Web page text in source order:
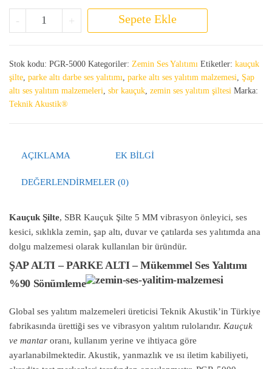
- SBR Kauçuk Şilte 5 MM adet
+ Sepete Ekle
Stok kodu: PGR-5000 Kategoriler: Zemin Ses Yalıtımı Etiketler: kauçuk
şilte parke altı darbe ses yalıtımı parke altı ses yalıtım malzemesi
Şap
altı ses yalıtım malzemeleri sbr kauçuk zemin ses yalıtım şiltesi Marka:
Teknik Akustik®
AÇIKLAMA EK BILGI
DEĞERLENDIRMELER (0)
Kauçuk Şilte, SBR Kauçuk Şilte 5 MM vibrasyon önleyici, ses
kesici, sıklıkla zemin, şap altı, duvar ve çatılarda ses yalıtımda ana
dolgu malzemesi olarak kullanılan bir üründür.
ŞAP ALTI – PARKE ALTI – Mükemmel Ses Yalıtımı
%90 Sönümleme
Global ses yalıtım malzemeleri üreticisi Teknik Akustik’in Türkiye
fabrikasında ürettiği ses ve vibrasyon yalıtım rulolarıdır. Kauçuk
ve mantar oranı, kullanım yerine ve ihtiyaca göre
ayarlanabilmektedir. Akustik, yanmazlık ve ısı iletim kabiliyeti,